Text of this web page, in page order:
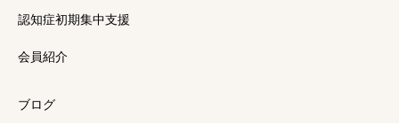
認知症初期集中支援
会員紹介
ブログ